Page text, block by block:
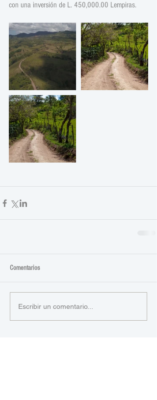
con una inversión de L. 450,000.00 Lempiras.
Comentarios
Escribir un comentario...